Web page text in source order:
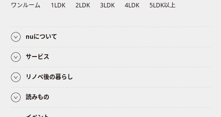
ワンルーム
1LDK 2LDK 3LDK 4LDK 5LDK以上
nuについて
サービス
リノベ後の暮らし
読みもの